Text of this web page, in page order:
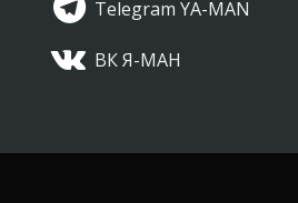
Telegram YA-MAN
ВК Я-МАН